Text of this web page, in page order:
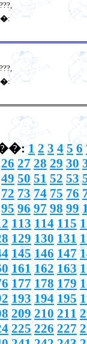
:
:
1 2 3 4 5 6
26 27 28 29 30
49 50 51 52 53
72 73 74 75 76
95 96 97 98 99
113 114 115
129 130 131
145 146 147
161 162 163
177 178 179
193 194 195
209 210 211
225 226 227